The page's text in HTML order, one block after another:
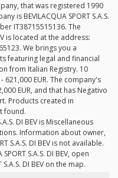
that was registered 1990
is BEVILACQUA SPORT S.A.S.
IT38715515136. The
is located at the address:
65123. We brings you a
featuring legal and financial
from Italian Registry. 10
EUR. The company's
EUR, and that has Negativo
Products created in
found.
DI BEV is Miscellaneous
Information about owner,
S.A.S. DI BEV is not available.
S.A.S. DI BEV, open
DI BEV on the map.